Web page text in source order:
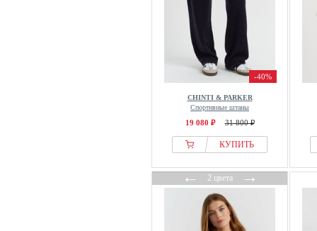
-40%
CHINTI & PARKER
Спортивные штаны
19 080 ₽ 31 800 ₽
КУПИТЬ
←2 цвета→